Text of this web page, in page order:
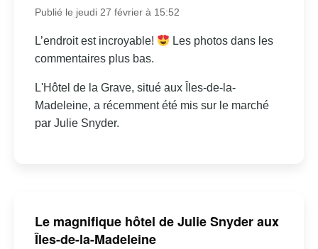
Publié le jeudi 27 février à 15:52
L’endroit est incroyable!
Les photos dans les
commentaires plus bas.
L'Hôtel de la Grave, situé aux Îles-de-la-
Madeleine, a récemment été mis sur le marché
par Julie Snyder.
Le magnifique hôtel de Julie Snyder aux
Îles-de-la-Madeleine